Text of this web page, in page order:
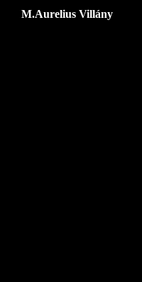
M.Aurelius Villány